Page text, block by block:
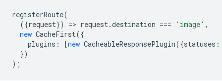
registerRoute(
({request}) => request.destination === 'image' ,
new CacheFirst({
plugins : [new CacheableResponsePlugin({statuses :
})
);